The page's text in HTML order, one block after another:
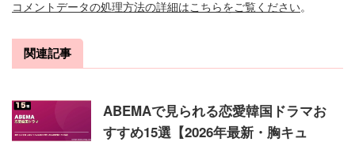
コメントデータの処理方法の詳細はこちらをご覧ください。
関連記事
ABEMAで見られる恋愛韓国ドラマお
すすめ15選【2026年最新・胸キュ